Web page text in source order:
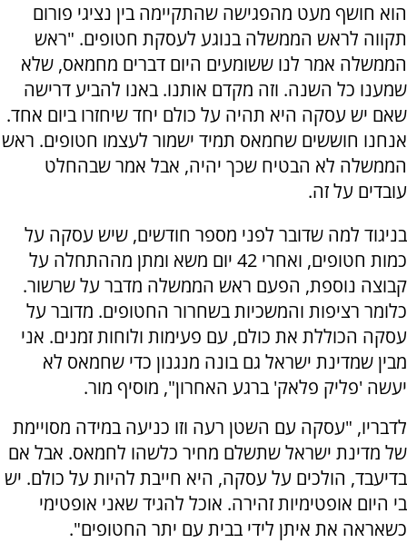
הוא חושף מעט מהפגישה שהתקיימה בין נציגי פורום
תקווה לראש הממשלה בנוגע לעסקת חטופים. "ראש
הממשלה אמר לנו ששומעים היום דברים מחמאס, שלא
שמענו כל השנה. וזה מקדם אותנו. באנו להביע דרישה
שאם יש עסקה היא תהיה על כולם יחד שיחזרו ביום אחד.
אנחנו חוששים שחמאס תמיד ישמור לעצמו חטופים. ראש
הממשלה לא הבטיח שכך יהיה, אבל אמר שבהחלט
עובדים על זה.
בניגוד למה שדובר לפני מספר חודשים, שיש עסקה על
כמות חטופים, ואחרי 42 יום משא ומתן מההתחלה על
קבוצה נוספת, הפעם ראש הממשלה מדבר על שרשור.
כלומר רציפות והמשכיות בשחרור החטופים. מדובר על
עסקה הכוללת את כולם, עם פעימות ולוחות זמנים. אני
מבין שמדינת ישראל גם בונה מנגנון כדי שחמאס לא
יעשה 'פליק פלאק' ברגע האחרון", מוסיף מור.
לדבריו, "עסקה עם השטן רעה וזו כניעה במידה מסויימת
של מדינת ישראל שתשלם מחיר כלשהו לחמאס. אבל אם
בדיעבד, הולכים על עסקה, היא חייבת להיות על כולם. יש
בי היום אופטימיות זהירה. אוכל להגיד שאני אופטימי
כשאראה את איתן לידי בבית עם יתר החטופים".